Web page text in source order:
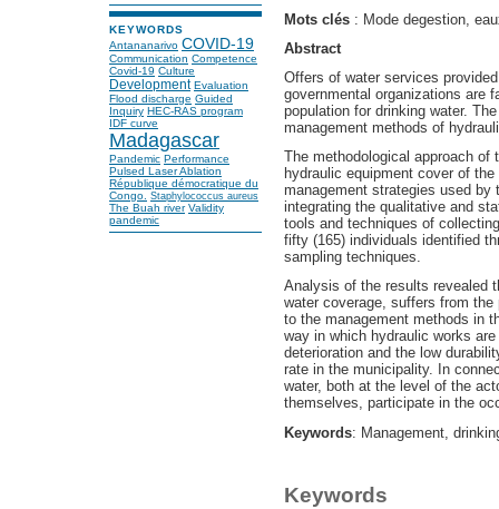
KEYWORDS
Antananarivo COVID-19
Communication Competence
Covid-19 Culture
Development Evaluation
Flood discharge Guided
Inquiry HEC-RAS program
IDF curve
Madagascar
Pandemic Performance
Pulsed Laser Ablation
République démocratique du
Congo. Staphylococcus aureus
The Buah river Validity
pandemic
Mots clés : Mode degestion,
Abstract
Offers of water services
governmental organizations are
population for drinking water.
management methods of
The methodological approach
hydraulic equipment cover of
management strategies used by
integrating the qualitative and
tools and techniques of
fifty (165) individuals identified
sampling techniques.
Analysis of the results revealed
water coverage, suffers from
to the management methods in
way in which hydraulic works
deterioration and the low
rate in the municipality. In
water, both at the level of the
themselves, participate in the
Keywords: Management,
Keywords